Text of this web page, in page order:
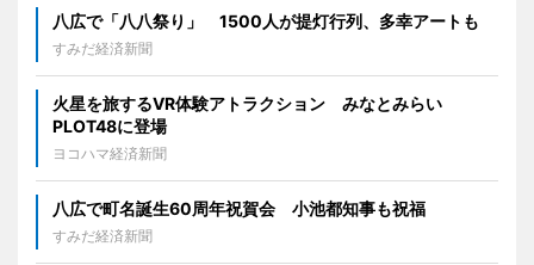
八広で「八八祭り」 1500人が提灯行列、多幸アートも
すみだ経済新聞
火星を旅するVR体験アトラクション みなとみらい
PLOT48に登場
ヨコハマ経済新聞
八広で町名誕生60周年祝賀会 小池都知事も祝福
すみだ経済新聞